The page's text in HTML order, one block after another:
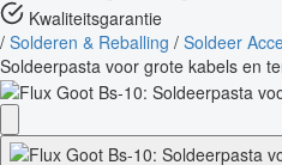
Kwaliteitsgarantie
/ Solderen & Reballing / Soldeer
Soldeerpasta voor grote kabels en